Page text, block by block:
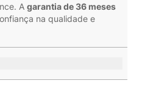
A garantia de 36 meses
na qualidade e